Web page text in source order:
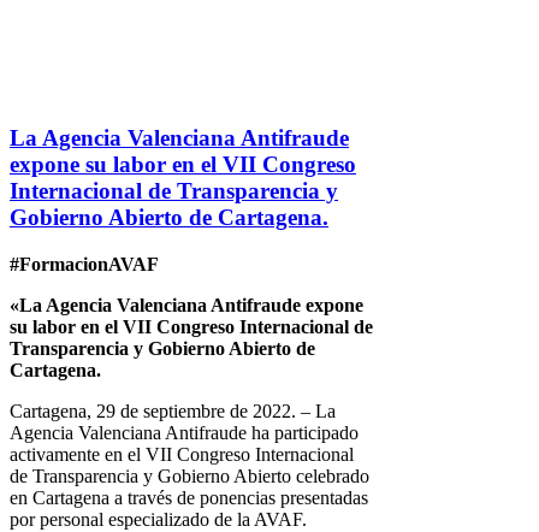
La Agencia Valenciana Antifraude
expone su labor en el VII Congreso
Internacional de Transparencia y
Gobierno Abierto de Cartagena.
#FormacionAVAF
«La Agencia Valenciana Antifraude expone
su labor en el VII Congreso Internacional de
Transparencia y Gobierno Abierto de
Cartagena.
Cartagena, 29 de septiembre de 2022. – La
Agencia Valenciana Antifraude ha participado
activamente en el VII Congreso Internacional
de Transparencia y Gobierno Abierto celebrado
en Cartagena a través de ponencias presentadas
por personal especializado de la AVAF.